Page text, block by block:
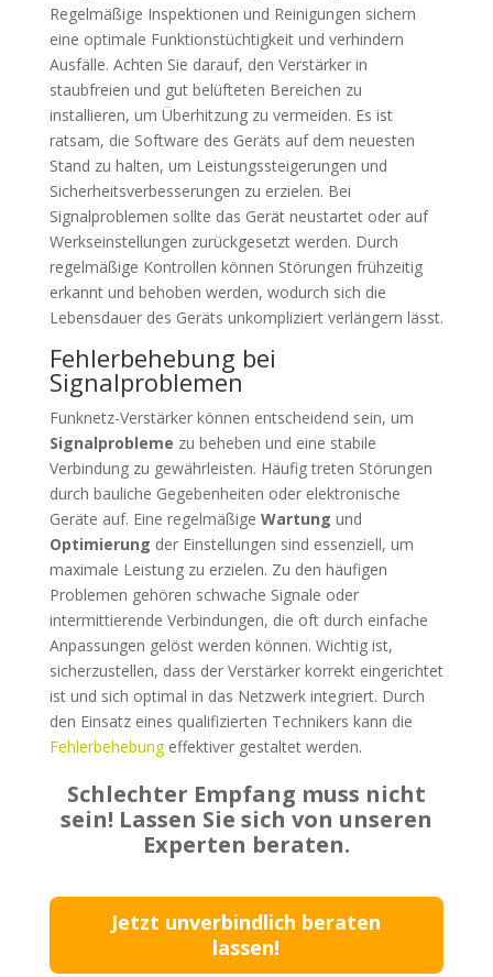
Regelmäßige Inspektionen und Reinigungen sichern
eine optimale Funktionstüchtigkeit und verhindern
Ausfälle. Achten Sie darauf, den Verstärker in
staubfreien und gut belüfteten Bereichen zu
installieren, um Überhitzung zu vermeiden. Es ist
ratsam, die Software des Geräts auf dem neuesten
Stand zu halten, um Leistungssteigerungen und
Sicherheitsverbesserungen zu erzielen. Bei
Signalproblemen sollte das Gerät neustartet oder auf
Werkseinstellungen zurückgesetzt werden. Durch
regelmäßige Kontrollen können Störungen frühzeitig
erkannt und behoben werden, wodurch sich die
Lebensdauer des Geräts unkompliziert verlängern lässt.
Fehlerbehebung bei
Signalproblemen
Funknetz-Verstärker können entscheidend sein, um
Signalprobleme zu beheben und eine stabile
Verbindung zu gewährleisten. Häufig treten Störungen
durch bauliche Gegebenheiten oder elektronische
Geräte auf. Eine regelmäßige Wartung und
Optimierung der Einstellungen sind essenziell, um
maximale Leistung zu erzielen. Zu den häufigen
Problemen gehören schwache Signale oder
intermittierende Verbindungen, die oft durch einfache
Anpassungen gelöst werden können. Wichtig ist,
sicherzustellen, dass der Verstärker korrekt eingerichtet
ist und sich optimal in das Netzwerk integriert. Durch
den Einsatz eines qualifizierten Technikers kann die
Fehlerbehebungeffektiver gestaltet werden.
Schlechter Empfang muss nicht
sein! Lassen Sie sich von unseren
Experten beraten.
Jetzt unverbindlich beraten
lassen!